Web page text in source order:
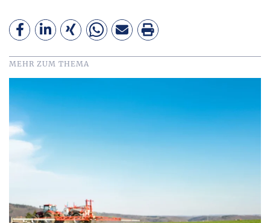
MEHR ZUM THEMA